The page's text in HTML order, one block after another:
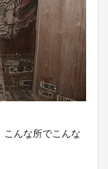
こんな所でこんな